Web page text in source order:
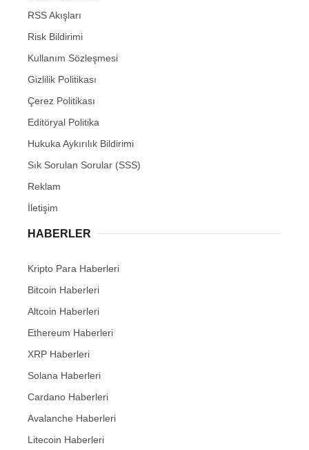
RSS Akışları
Risk Bildirimi
Kullanım Sözleşmesi
Gizlilik Politikası
Çerez Politikası
Editöryal Politika
Hukuka Aykırılık Bildirimi
Sık Sorulan Sorular (SSS)
Reklam
İletişim
HABERLER
Kripto Para Haberleri
Bitcoin Haberleri
Altcoin Haberleri
Ethereum Haberleri
XRP Haberleri
Solana Haberleri
Cardano Haberleri
Avalanche Haberleri
Litecoin Haberleri